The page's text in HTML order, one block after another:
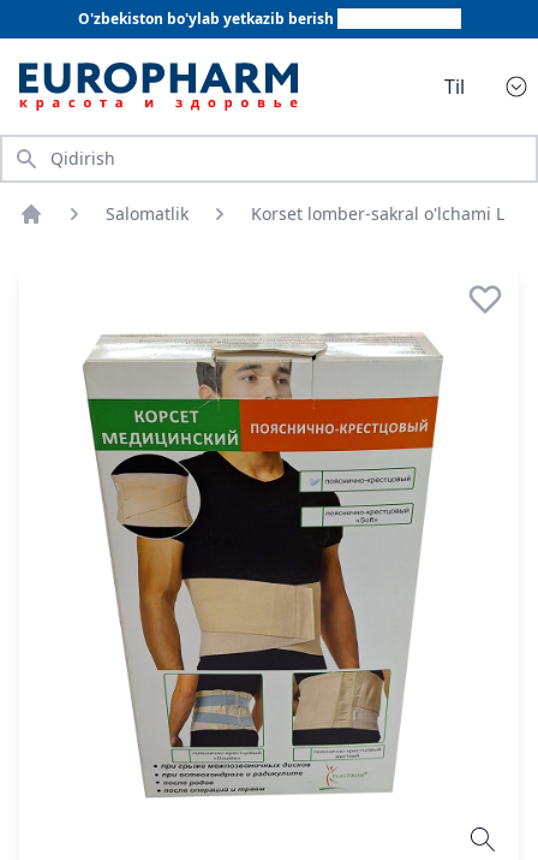
O'zbekiston bo'ylab yetkazib berish
Til
Qidirish
Salomatlik Korset lomber-sakral o'lchami L